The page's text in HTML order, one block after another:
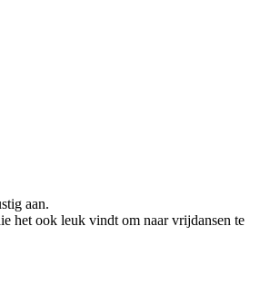
aan.
het ook leuk vindt om naar vrijdansen te